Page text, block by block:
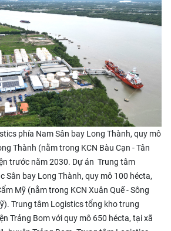
phía Nam Sân bay Long Thành, quy mô
Thành (nằm trong KCN Bàu Cạn - Tân
trước năm 2030. Dự án Trung tâm
Sân bay Long Thành, quy mô 100 hécta,
Mỹ (nằm trong KCN Xuân Quế - Sông
Trung tâm Logistics tổng kho trung
Trảng Bom với quy mô 650 hécta, tại xã